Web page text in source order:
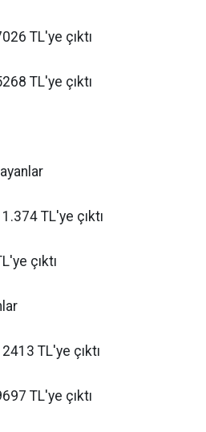
TL'ye çıktı
TL'ye çıktı
TL'ye çıktı
çıktı
TL'ye çıktı
TL'ye çıktı